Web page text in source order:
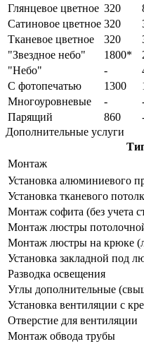
Глянцевое цветное 320
Сатиновое цветное 320
Тканевое цветное
320
"Звездное небо"
1800*
"Небо"
-
С фотопечатью
1300
Многоуровневые
-
Парящий
860
Дополнительные услуги
Монтаж
Установка алюминиевого
Установка тканевого
Монтаж софита (без учета
Монтаж люстры
Монтаж люстры на крюке
Установка закладной под
Разводка освещения
Углы дополнительные
Установка вентиляции с
Отверстие для вентиляции
Монтаж обвода трубы